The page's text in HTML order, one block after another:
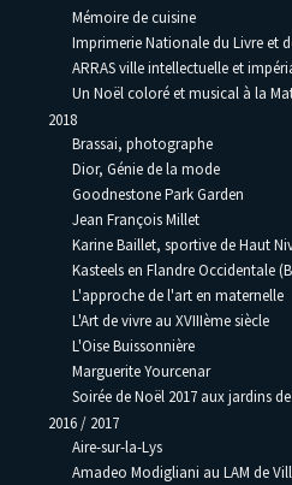
Mémoire de cuisine
Imprimerie Nationale du Livre et
ARRAS ville intellectuelle et
Un Noël coloré et musical à la
2018
Brassai, photographe
Dior, Génie de la mode
Goodnestone Park Garden
Jean François Millet
Karine Baillet, sportive de Haut
Kasteels en Flandre Occidentale
L'approche de l'art en maternelle
L'Art de vivre au XVIIIème siècle
L'Oise Buissonnière
Marguerite Yourcenar
Soirée de Noël 2017 aux jardins
2016 / 2017
Aire-sur-la-Lys
Amadeo Modigliani au LAM de